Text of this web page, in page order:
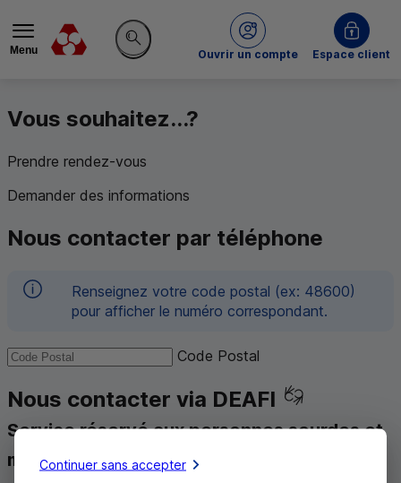
Menu
Rechercher sur le site
Ouvrir un compte
du Crédit MutuelEspace client
Vous souhaitez...?
Prendre rendez-vous
Demander des informations
Nous contacter par téléphone
Renseignez votre code postal (ex: 48600)
pour afficher le numéro correspondant.
Code Postal
Nous contacter via DEAFI
Service réservé aux personnes sourdes et
malentendantes
Continuer sans accepter